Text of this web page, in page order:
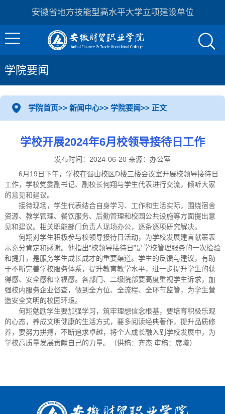
安徽省地方技能型高水平大学立项建设单位
学院要闻
学院首页>> 新闻中心>> 学院要闻>> 正文
学校开展2024年6月校领导接待日工作
发布时间：2024-06-20 来源：办公室
6月19日下午，学校在蜀山校区D楼三楼会议室开展校领导接待日
工作，学校党委副书记、副校长何翔与学生代表进行交流，倾听大家
的意见和建议。
接待现场，学生代表结合自身学习、工作和生活实际，围绕宿舍
资源、教学管理、餐饮服务、后勤管理和校园公共设施等方面提出意
见和建议。相关职能部门负责人现场办公，逐条逐项研究解决。
何翔对学生积极参与校领导接待日活动，为学校发展建言献策表
示充分肯定和感谢。他指出“校领导接待日”是学校管理服务的一次检验
和提升，是服务学生成长成才的重要渠道。学生的反馈与建议，有助
于不断完善学校服务体系，提升教育教学水平，进一步提升学生的获
得感、安全感和幸福感。各部门、二级院部要高度重视学生诉求，加
强校内服务企业督查，做到全方位、全流程、全环节监管，为学生营
造安全文明的校园环境。
何翔勉励学生要加强学习，筑牢理想信念根基，要培育积极乐观
的心态，养成文明健康的生活方式，要多阅读经典著作，提升品质修
养，要努力拼搏，不断追求卓越，将个人成长融入到学校发展中，为
学校高质量发展贡献自己的力量。（供稿：齐杰 审稿：席曦）